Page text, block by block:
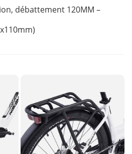
débattement 120MM –